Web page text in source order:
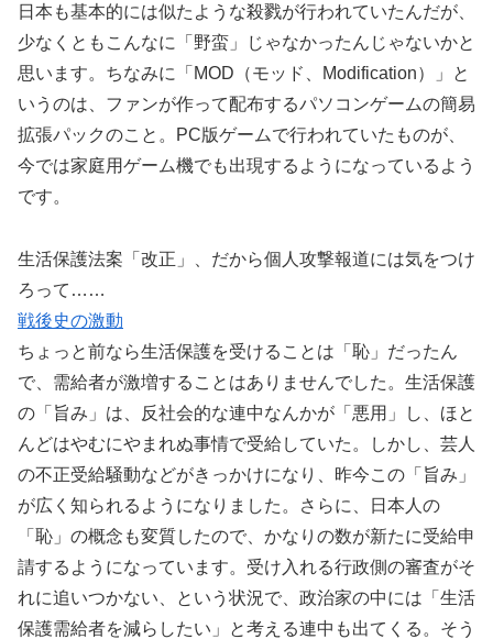
日本も基本的には似たような殺戮が行われていたんだが、
少なくともこんなに「野蛮」じゃなかったんじゃないかと
思います。ちなみに「MOD（モッド、Modification）」と
いうのは、ファンが作って配布するパソコンゲームの簡易
拡張パックのこと。PC版ゲームで行われていたものが、
今では家庭用ゲーム機でも出現するようになっているよう
です。
生活保護法案「改正」、だから個人攻撃報道には気をつけ
ろって……
戦後史の激動
ちょっと前なら生活保護を受けることは「恥」だったん
で、需給者が激増することはありませんでした。生活保護
の「旨み」は、反社会的な連中なんかが「悪用」し、ほと
んどはやむにやまれぬ事情で受給していた。しかし、芸人
の不正受給騒動などがきっかけになり、昨今この「旨み」
が広く知られるようになりました。さらに、日本人の
「恥」の概念も変質したので、かなりの数が新たに受給申
請するようになっています。受け入れる行政側の審査がそ
れに追いつかない、という状況で、政治家の中には「生活
保護需給者を減らしたい」と考える連中も出てくる。そう